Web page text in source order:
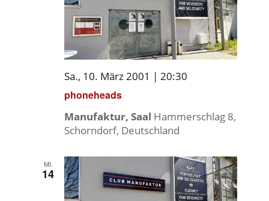
phoneheads
Sa., 10. März 2001 | 20:30
Manufaktur, Saal Hammerschlag 8,
Schorndorf, Deutschland
MI.
14